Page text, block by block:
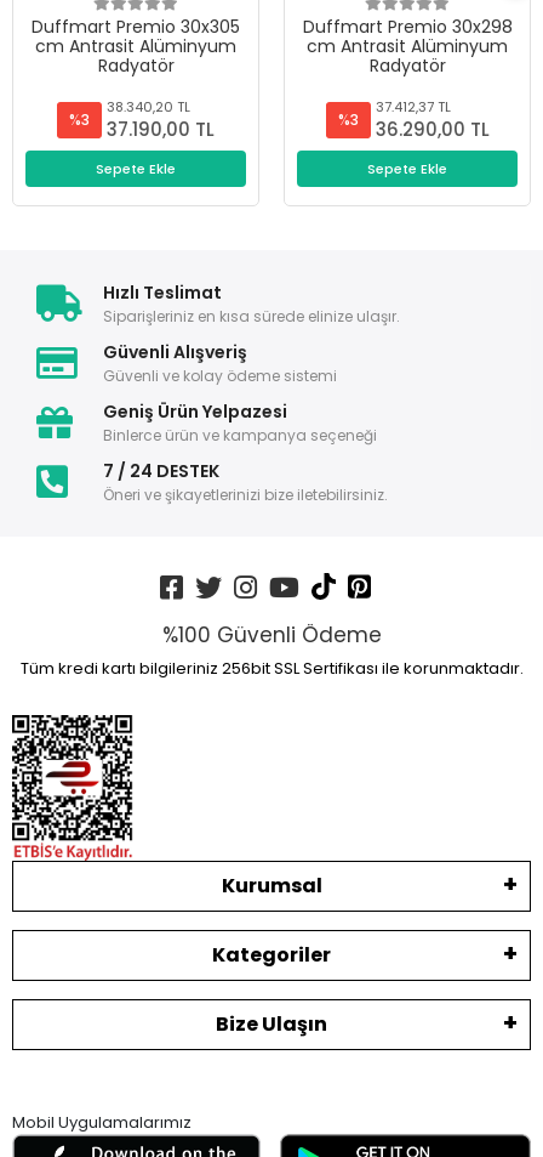
Duffmart Premio 30x305
cm Antrasit Alüminyum
Radyatör
%3
38.340,20 TL
37.190,00 TL
Sepete Ekle
Duffmart Premio 30x298
cm Antrasit Alüminyum
Radyatör
%3
37.412,37 TL
36.290,00 TL
Sepete Ekle
Hızlı Teslimat
Siparişleriniz en kısa sürede elinize ulaşır.
Güvenli Alışveriş
Güvenli ve kolay ödeme sistemi
Geniş Ürün Yelpazesi
Binlerce ürün ve kampanya seçeneği
7 / 24 DESTEK
Öneri ve şikayetlerinizi bize iletebilirsiniz.
%100 Güvenli Ödeme
Tüm kredi kartı bilgileriniz 256bit SSL Sertifikası ile korunmaktadır.
Kurumsal
Kategoriler
Bize Ulaşın
Mobil Uygulamalarımız